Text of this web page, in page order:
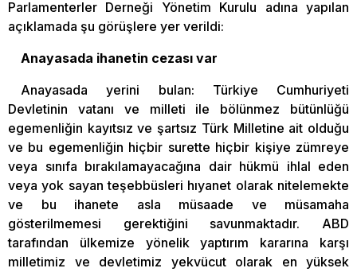
Parlamenterler Derneği Yönetim Kurulu adına yapılan
açıklamada şu görüşlere yer verildi:
Anayasada ihanetin cezası var
Anayasada yerini bulan: Türkiye Cumhuriyeti
Devletinin vatanı ve milleti ile bölünmez bütünlüğü
egemenliğin kayıtsız ve şartsız Türk Milletine ait olduğu
ve bu egemenliğin hiçbir surette hiçbir kişiye zümreye
veya sınıfa bırakılamayacağına dair hükmü ihlal eden
veya yok sayan teşebbüsleri hıyanet olarak nitelemekte
ve bu ihanete asla müsaade ve müsamaha
gösterilmemesi gerektiğini savunmaktadır. ABD
tarafından ülkemize yönelik yaptırım kararına karşı
milletimiz ve devletimiz yekvücut olarak en yüksek